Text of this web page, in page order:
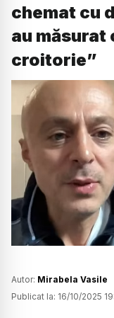
chemat cu
au măsurat
croitorie”
Autor: Mirabela Vasile
Publicat la: 16/10/2025